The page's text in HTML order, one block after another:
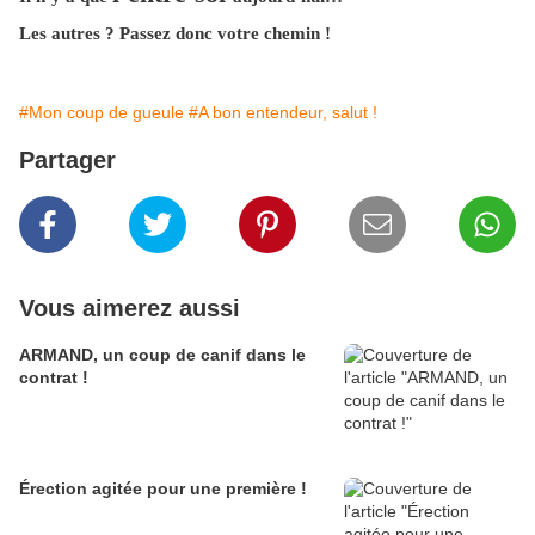
Les autres ? Passez donc votre chemin !
#Mon coup de gueule #A bon entendeur, salut !
Partager
Vous aimerez aussi
ARMAND, un coup de canif dans le
contrat !
Érection agitée pour une première !